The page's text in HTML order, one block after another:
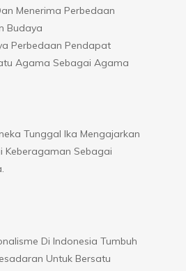
Menerima Perbedaan
Budaya
Perbedaan Pendapat
Agama Sebagai Agama
Tunggal Ika Mengajarkan
Keberagaman Sebagai
Di Indonesia Tumbuh
Untuk Bersatu